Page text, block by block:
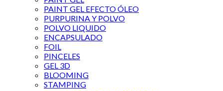
PAINT GEL EFECTO ÓLEO
PURPURINA Y POLVO
POLVO LIQUIDO
ENCAPSULADO
FOIL
PINCELES
GEL 3D
BLOOMING
STAMPING